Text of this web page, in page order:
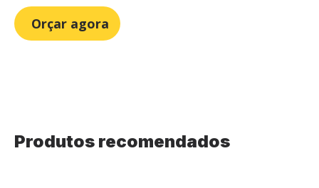
Orçar agora
Produtos recomendados